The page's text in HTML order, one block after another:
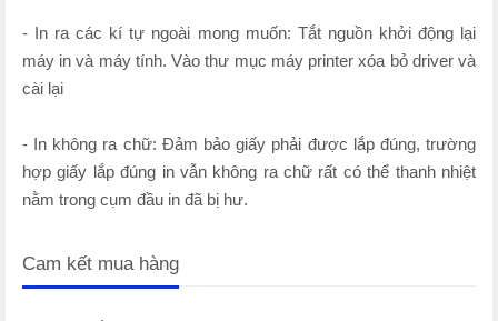
- In ra các kí tự ngoài mong muốn: Tắt nguồn khởi động lại
máy in và máy tính. Vào thư mục máy printer xóa bỏ driver và
cài lại
- In không ra chữ: Đảm bảo giấy phải được lắp đúng, trường
hợp giấy lắp đúng in vẫn không ra chữ rất có thể thanh nhiệt
nằm trong cụm đầu in đã bị hư.
Cam kết mua hàng